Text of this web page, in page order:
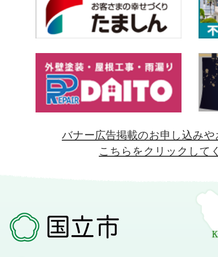
バナー広告掲載のお申し込み
こちらをクリックして